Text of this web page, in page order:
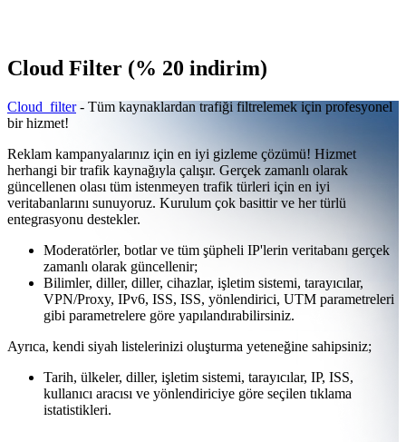
Cloud Filter (% 20 indirim)
Cloud_filter- Tüm kaynaklardan trafiği filtrelemek için profesyonel
bir hizmet!
Reklam kampanyalarınız için en iyi gizleme çözümü! Hizmet
herhangi bir trafik kaynağıyla çalışır. Gerçek zamanlı olarak
güncellenen olası tüm istenmeyen trafik türleri için en iyi
veritabanlarını sunuyoruz. Kurulum çok basittir ve her türlü
entegrasyonu destekler.
Moderatörler, botlar ve tüm şüpheli IP'lerin veritabanı gerçek
zamanlı olarak güncellenir;
Bilimler, diller, diller, cihazlar, işletim sistemi, tarayıcılar,
VPN/Proxy, IPv6, ISS, ISS, yönlendirici, UTM parametreleri
gibi parametrelere göre yapılandırabilirsiniz.
Ayrıca, kendi siyah listelerinizi oluşturma yeteneğine sahipsiniz;
Tarih, ülkeler, diller, işletim sistemi, tarayıcılar, IP, ISS,
kullanıcı aracısı ve yönlendiriciye göre seçilen tıklama
istatistikleri.